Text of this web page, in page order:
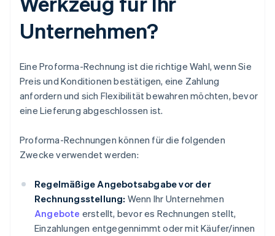
Unternehmen?
Eine Proforma-Rechnung ist die richtige Wahl, wenn Sie
Preis und Konditionen bestätigen, eine Zahlung
anfordern und sich Flexibilität bewahren möchten, bevor
eine Lieferung abgeschlossen ist.
Proforma-Rechnungen können für die folgenden
Zwecke verwendet werden:
Regelmäßige Angebotsabgabe vor der
Rechnungsstellung: Wenn Ihr Unternehmen
Angebote erstellt, bevor es Rechnungen stellt,
Einzahlungen entgegennimmt oder mit Käufer/innen